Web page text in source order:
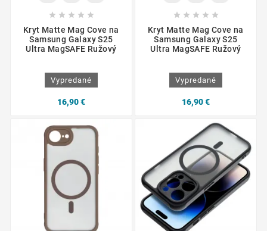
    
Kryt Matte Mag Cove na
Samsung Galaxy S25
Ultra MagSAFE Ružový
Vypredané
16,90 €
    
Kryt Matte Mag Cove na
Samsung Galaxy S25
Ultra MagSAFE Ružový
Vypredané
16,90 €